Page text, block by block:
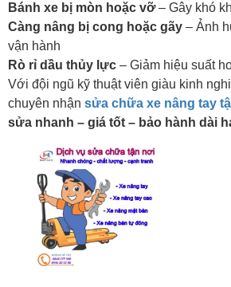
Bánh xe bị mòn hoặc vỡ– Gây khó
Càng nâng bị cong hoặc gãy – Ảnh
vận hành
Rò rỉ dầu thủy lực – Giảm hiệu suất
Với đội ngũ kỹ thuật viên giàu kinh
chuyên nhận sửa chữa xe nâng tay
sửa nhanh – giá tốt – bảo hành dài